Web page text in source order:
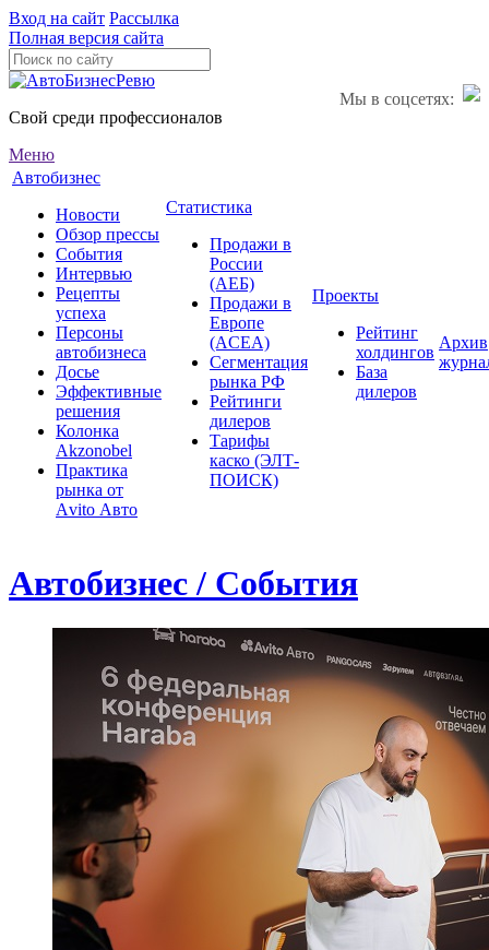
Вход на сайт Рассылка
Полная версия сайта
Мы в соцсетях:
Свой среди профессионалов
Меню
Автобизнес
Новости
Обзор прессы
События
Интервью
Рецепты
успеха
Персоны
автобизнеса
Досье
Эффективные
решения
Колонка
Akzonobel
Практика
рынка от
Аvito Авто
Статистика
Продажи в
России
(АЕБ)
Продажи в
Европе
(ACEA)
Сегментация
рынка РФ
Рейтинги
дилеров
Тарифы
каско (ЭЛТ-
ПОИСК)
Проекты
Рейтинг
холдингов
База
дилеров
Архив
Автобизнес / События